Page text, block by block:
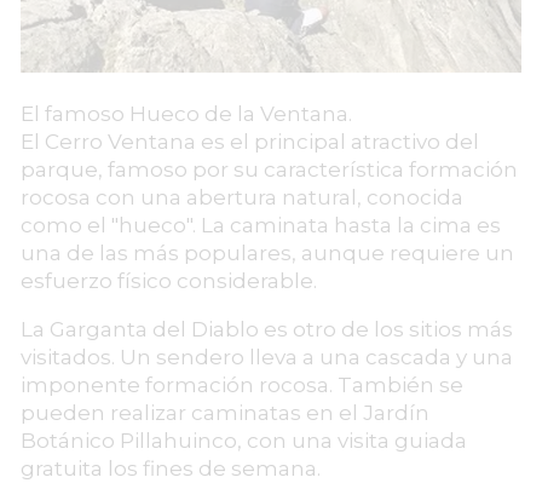
El famoso Hueco de la Ventana.
El Cerro Ventana es el principal atractivo del
parque, famoso por su característica formación
rocosa con una abertura natural, conocida
como el "hueco". La caminata hasta la cima es
una de las más populares, aunque requiere un
esfuerzo físico considerable.
La Garganta del Diablo es otro de los sitios más
visitados. Un sendero lleva a una cascada y una
imponente formación rocosa. También se
pueden realizar caminatas en el Jardín
Botánico Pillahuinco, con una visita guiada
gratuita los fines de semana.